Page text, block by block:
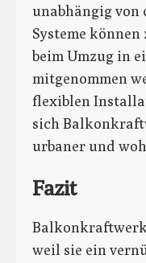
unabhängig von
Systeme
beim Umzug in
mitgenommen
flexiblen
sich
urbaner und
Fazit
weil sie ein